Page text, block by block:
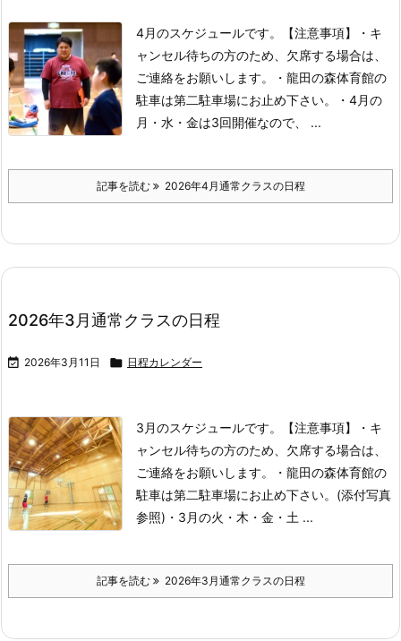
4月のスケジュールです。 【注意事項】
・キ
ャンセル待ちの方のため、欠席する場合は、
ご連絡をお願いします。
・龍田の森体育館の
駐車は第二駐車場にお止め下さい。
・4月の
月・水・金は3回開催なので、 ...
記事を読む 2026年4月通常クラスの日程
2026年3月通常クラスの日程
 2026年3月11日  日程カレンダー
3月のスケジュールです。 【注意事項】
・キ
ャンセル待ちの方のため、欠席する場合は、
ご連絡をお願いします。
・龍田の森体育館の
駐車は第二駐車場にお止め下さい。(添付写真
参照) ・3月の火・木・金・土 ...
記事を読む 2026年3月通常クラスの日程